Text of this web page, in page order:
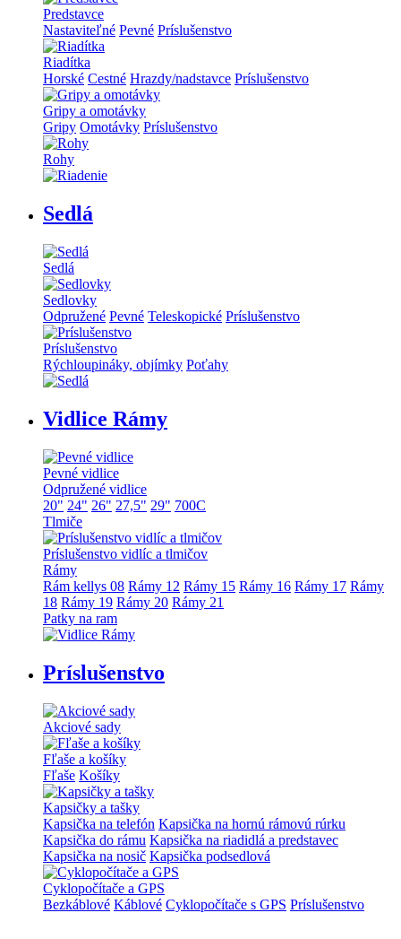
Predstavce
Nastaviteľné Pevné Príslušenstvo
Riadítka
Horské Cestné Hrazdy/nadstavce Príslušenstvo
Gripy a omotávky
Gripy Omotávky Príslušenstvo
Rohy
Sedlá
Sedlá
Sedlovky
Odpružené Pevné Teleskopické Príslušenstvo
Príslušenstvo
Rýchloupináky, objímky Poťahy
Vidlice Rámy
Pevné vidlice
Odpružené vidlice
20" 24" 26" 27,5" 29" 700C
Tlmiče
Príslušenstvo vidlíc a tlmičov
Rámy
Rám kellys 08 Rámy 12 Rámy 15 Rámy 16 Rámy 17 Rámy
18 Rámy 19 Rámy 20 Rámy 21
Patky na ram
Príslušenstvo
Akciové sady
Fľaše a košíky
Fľaše Košíky
Kapsičky a tašky
Kapsička na telefón Kapsička na hornú rámovú rúrku
Kapsička do rámu Kapsička na riadidlá a predstavec
Kapsička na nosič Kapsička podsedlová
Cyklopočítače a GPS
Bezkáblové Káblové Cyklopočítače s GPS Príslušenstvo